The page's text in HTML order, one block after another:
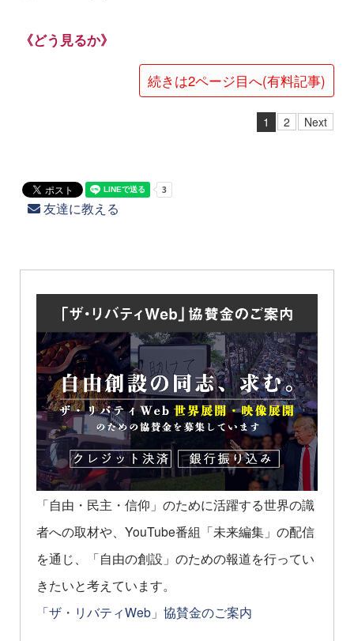
《どう見るか》
続きは2ページ目へ(有料記事)
1 2 Next
友達に教える
「自由・民主・信仰」のために活躍する世界の識
者への取材や、YouTube番組「未来編集」の配信
を通じ、「自由の創設」のための報道を行ってい
きたいと考えています。
「ザ・リバティWeb」協賛金のご案内